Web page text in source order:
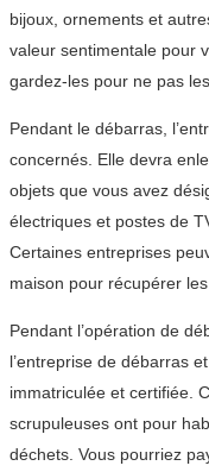
bijoux, ornements et
valeur sentimentale pour
gardez-les pour ne pas
Pendant le débarras,
concernés. Elle devra
objets que vous avez
électriques et postes de
Certaines entreprises
maison pour récupérer
Pendant l’opération de
l’entreprise de débarras
immatriculée et certifiée.
scrupuleuses ont pour
déchets. Vous pourriez